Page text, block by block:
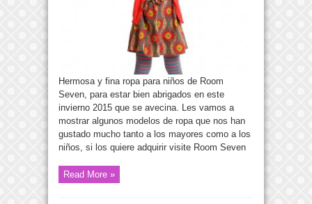
Hermosa y fina ropa para niños de Room
Seven, para estar bien abrigados en este
invierno 2015 que se avecina. Les vamos a
mostrar algunos modelos de ropa que nos han
gustado mucho tanto a los mayores como a los
niños, si los quiere adquirir visite Room Seven
Read More »